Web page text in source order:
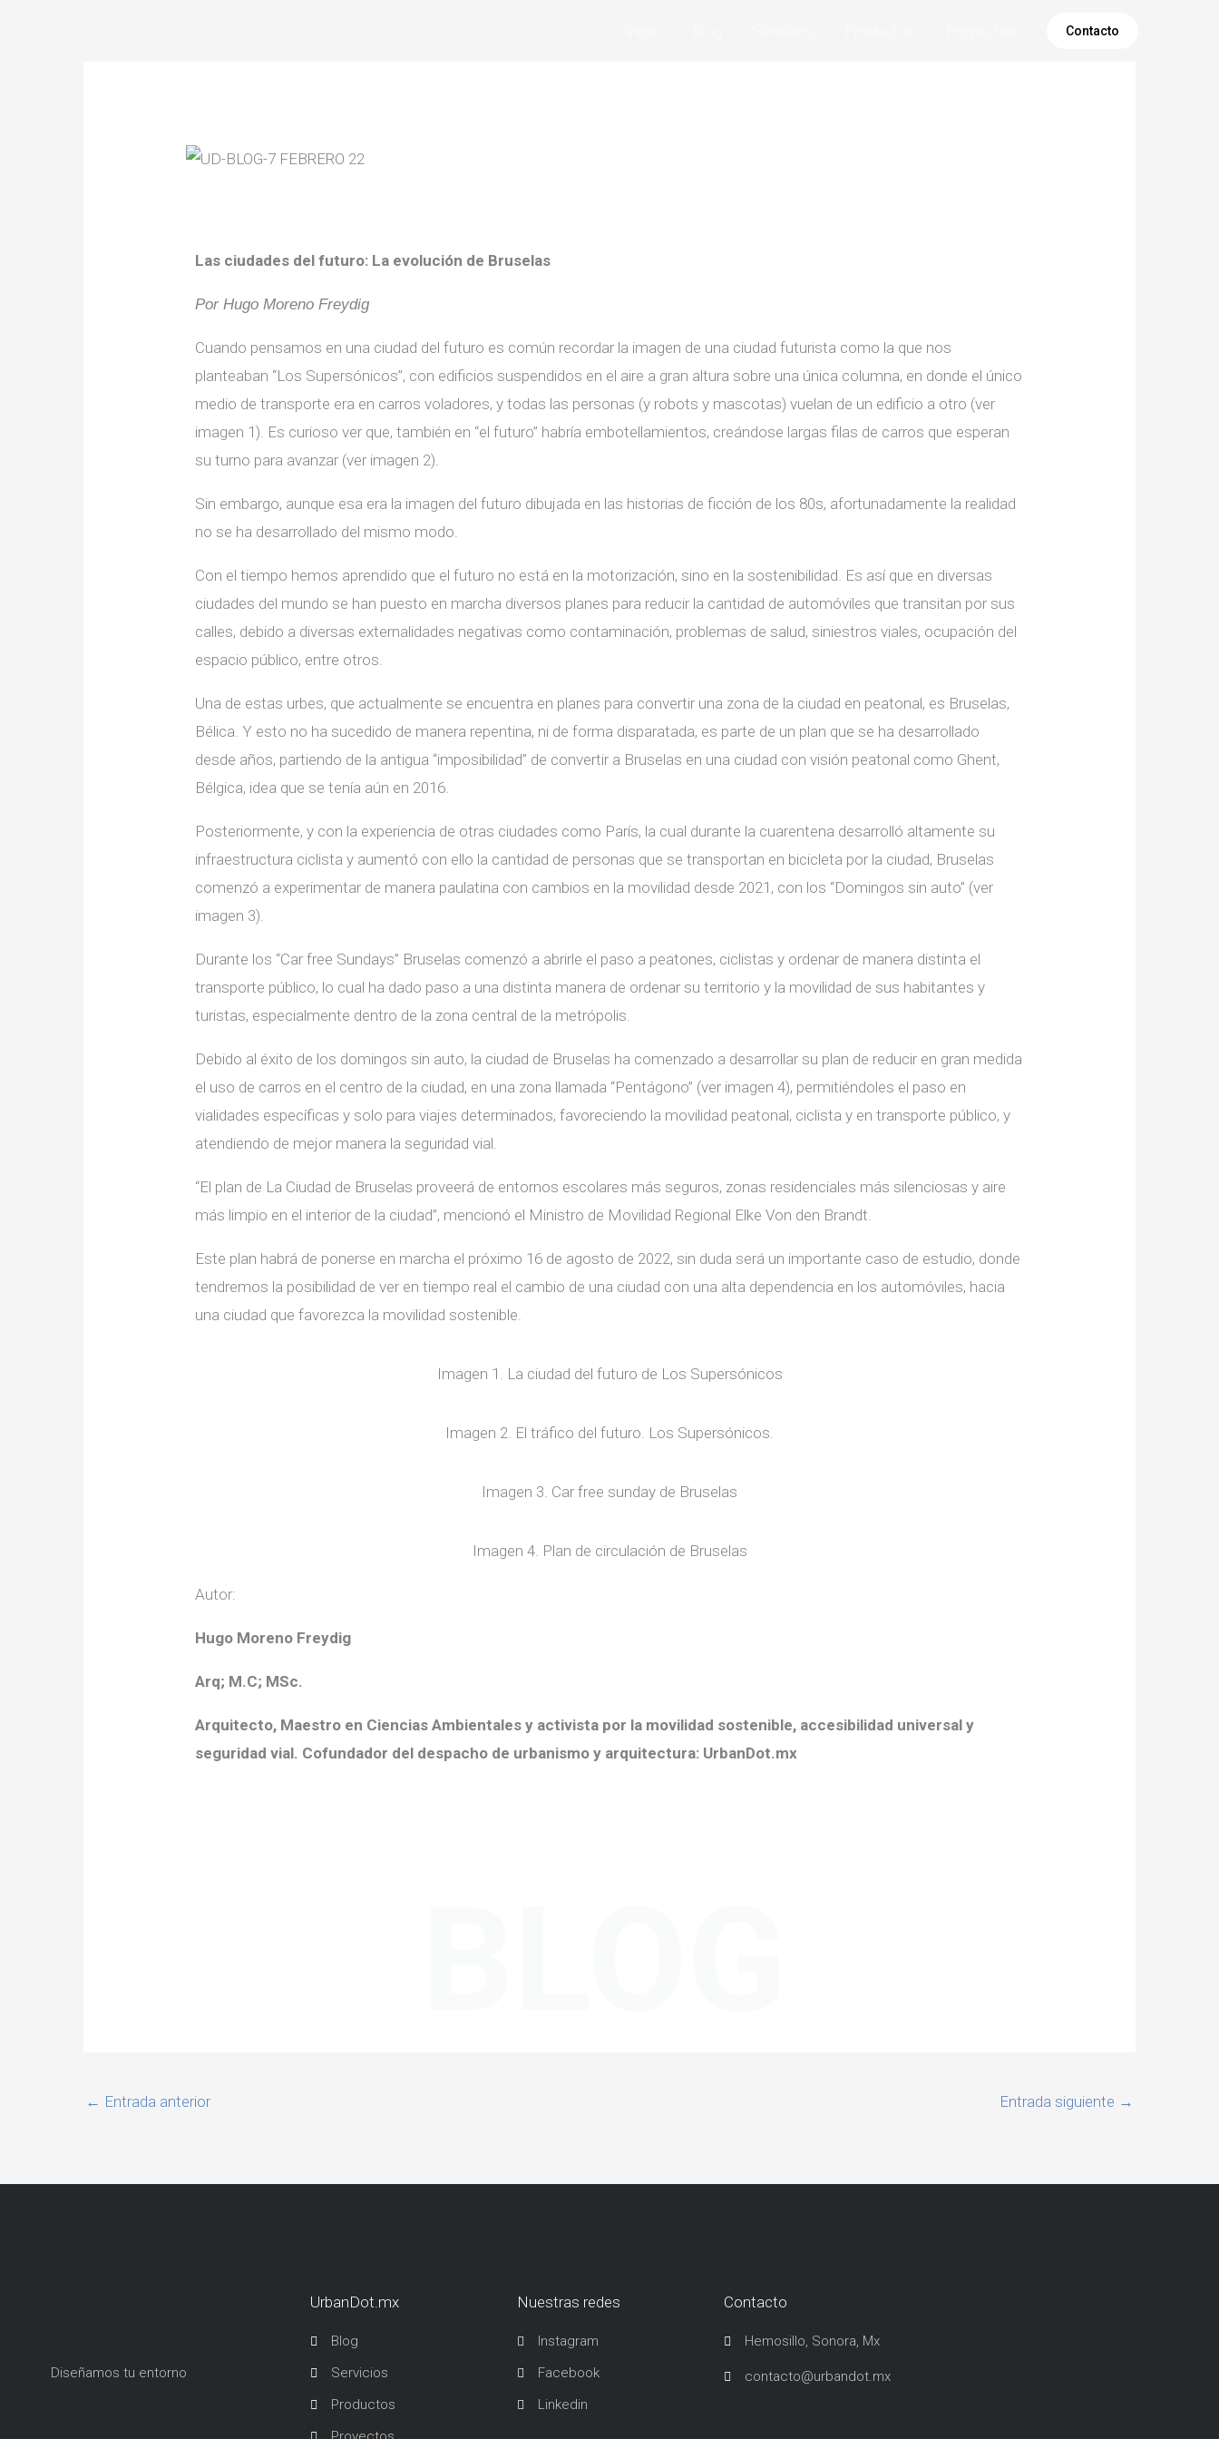
Contacto
Las ciudades del futuro: La evolución de Bruselas
Por Hugo Moreno Freydig
Cuando pensamos en una ciudad del futuro es común recordar la imagen de una ciudad futurista como la que nos
planteaban “Los Supersónicos”, con edificios suspendidos en el aire a gran altura sobre una única columna, en donde el único
medio de transporte era en carros voladores, y todas las personas (y robots y mascotas) vuelan de un edificio a otro (ver
imagen 1). Es curioso ver que, también en “el futuro” habría embotellamientos, creándose largas filas de carros que esperan
su turno para avanzar (ver imagen 2).
Sin embargo, aunque esa era la imagen del futuro dibujada en las historias de ficción de los 80s, afortunadamente la realidad
no se ha desarrollado del mismo modo.
Con el tiempo hemos aprendido que el futuro no está en la motorización, sino en la sostenibilidad. Es así que en diversas
ciudades del mundo se han puesto en marcha diversos planes para reducir la cantidad de automóviles que transitan por sus
calles, debido a diversas externalidades negativas como contaminación, problemas de salud, siniestros viales, ocupación del
espacio público, entre otros.
Una de estas urbes, que actualmente se encuentra en planes para convertir una zona de la ciudad en peatonal, es Bruselas,
Bélica. Y esto no ha sucedido de manera repentina, ni de forma disparatada, es parte de un plan que se ha desarrollado
desde años, partiendo de la antigua “imposibilidad” de convertir a Bruselas en una ciudad con visión peatonal como Ghent,
Bélgica, idea que se tenía aún en 2016.
Posteriormente, y con la experiencia de otras ciudades como París, la cual durante la cuarentena desarrolló altamente su
infraestructura ciclista y aumentó con ello la cantidad de personas que se transportan en bicicleta por la ciudad, Bruselas
comenzó a experimentar de manera paulatina con cambios en la movilidad desde 2021, con los “Domingos sin auto” (ver
imagen 3).
Durante los “Car free Sundays” Bruselas comenzó a abrirle el paso a peatones, ciclistas y ordenar de manera distinta el
transporte público, lo cual ha dado paso a una distinta manera de ordenar su territorio y la movilidad de sus habitantes y
turistas, especialmente dentro de la zona central de la metrópolis.
Debido al éxito de los domingos sin auto, la ciudad de Bruselas ha comenzado a desarrollar su plan de reducir en gran medida
el uso de carros en el centro de la ciudad, en una zona llamada “Pentágono” (ver imagen 4), permitiéndoles el paso en
vialidades específicas y solo para viajes determinados, favoreciendo la movilidad peatonal, ciclista y en transporte público, y
atendiendo de mejor manera la seguridad vial.
“El plan de La Ciudad de Bruselas proveerá de entornos escolares más seguros, zonas residenciales más silenciosas y aire
más limpio en el interior de la ciudad”, mencionó el Ministro de Movilidad Regional Elke Von den Brandt.
Este plan habrá de ponerse en marcha el próximo 16 de agosto de 2022, sin duda será un importante caso de estudio, donde
tendremos la posibilidad de ver en tiempo real el cambio de una ciudad con una alta dependencia en los automóviles, hacia
una ciudad que favorezca la movilidad sostenible.
Imagen 1. La ciudad del futuro de Los Supersónicos
Imagen 2. El tráfico del futuro. Los Supersónicos.
Imagen 3. Car free sunday de Bruselas
Imagen 4. Plan de circulación de Bruselas
Autor:
Hugo Moreno Freydig
Arq; M.C; MSc.
Arquitecto, Maestro en Ciencias Ambientales y activista por la movilidad sostenible, accesibilidad universal y
seguridad vial. Cofundador del despacho de urbanismo y arquitectura: UrbanDot.mx
← Entrada anterior Entrada siguiente →
Diseñamos tu entorno
UrbanDot.mx
Blog
Servicios
Productos
Nuestras redes
Instagram
Facebook
Linkedin
Contacto
Hemosillo, Sonora, Mx
contacto@urbandot.mx